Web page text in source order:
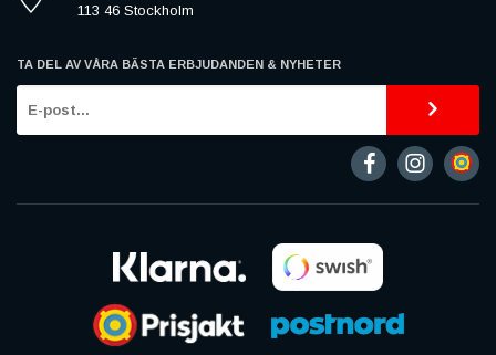
113 46 Stockholm
TA DEL AV VÅRA BÄSTA ERBJUDANDEN & NYHETER